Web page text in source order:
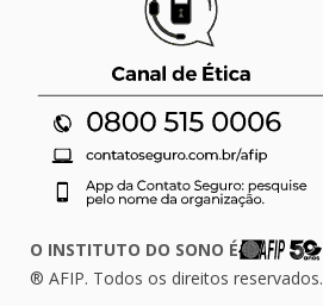
O INSTITUTO DO SONO É
® AFIP. Todos os direitos reservados.